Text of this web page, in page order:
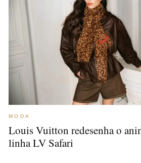
MODA
Louis Vuitton redesenha o
linha LV Safari